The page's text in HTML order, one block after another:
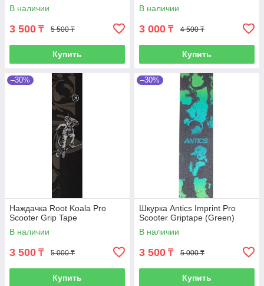
В наличии
3 500 ₸ 5 500 ₸
Купить
В наличии
3 000 ₸ 4 500 ₸
Купить
–30%
Наждачка Root Koala Pro
Scooter Grip Tape
В наличии
3 500 ₸ 5 000 ₸
Купить
–30%
Шкурка Antics Imprint Pro
Scooter Griptape (Green)
В наличии
3 500 ₸ 5 000 ₸
Купить